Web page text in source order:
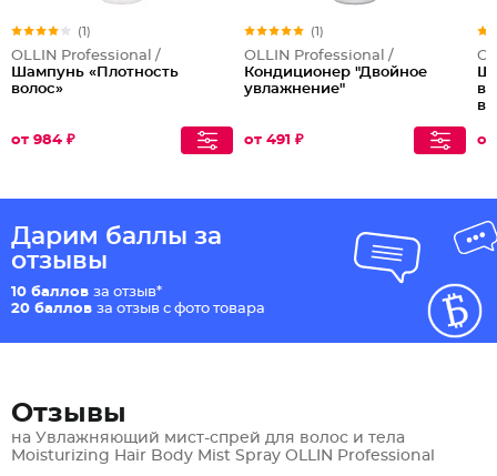
(1)
OLLIN Professional /
Шампунь «Плотность
волос»
от 984 ₽
(1)
OLLIN Professional /
Кондиционер "Двойное
увлажнение"
от 491 ₽
Дарим баллы за
отзывы
10 баллов за отзыв*
20 баллов за отзыв с фото товара
Отзывы
на Увлажняющий мист-спрей для волос и тела
Moisturizing Hair Body Mist Spray OLLIN Professional